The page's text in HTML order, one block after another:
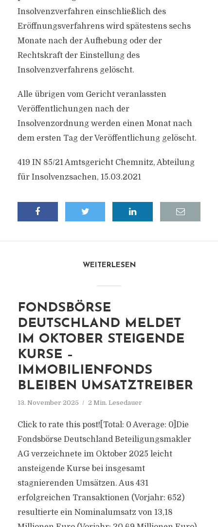
Insolvenzverfahren einschließlich des
Eröffnungsverfahrens wird spätestens sechs
Monate nach der Aufhebung oder der
Rechtskraft der Einstellung des
Insolvenzverfahrens gelöscht.
Alle übrigen vom Gericht veranlassten
Veröffentlichungen nach der
Insolvenzordnung werden einen Monat nach
dem ersten Tag der Veröffentlichung gelöscht.
419 IN 85/21 Amtsgericht Chemnitz, Abteilung
für Insolvenzsachen, 15.03.2021
WEITERLESEN
FONDSBÖRSE
DEUTSCHLAND MELDET
IM OKTOBER STEIGENDE
KURSE –
IMMOBILIENFONDS
BLEIBEN UMSATZTREIBER
13. November 2025 2 Min. Lesedauer
Click to rate this post![Total: 0 Average: 0]Die
Fondsbörse Deutschland Beteiligungsmakler
AG verzeichnete im Oktober 2025 leicht
ansteigende Kurse bei insgesamt
stagnierenden Umsätzen. Aus 431
erfolgreichen Transaktionen (Vorjahr: 652)
resultierte ein Nominalumsatz von 13,18